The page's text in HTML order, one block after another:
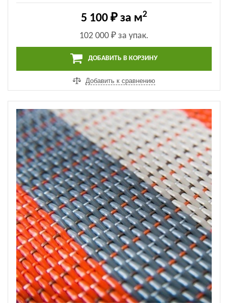
5 100 ₽ за м2
102 000 ₽ за упак.
ДОБАВИТЬ В КОРЗИНУ
Добавить к сравнению